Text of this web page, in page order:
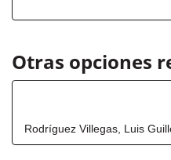
Otras opciones
Rodríguez Villegas, Luis